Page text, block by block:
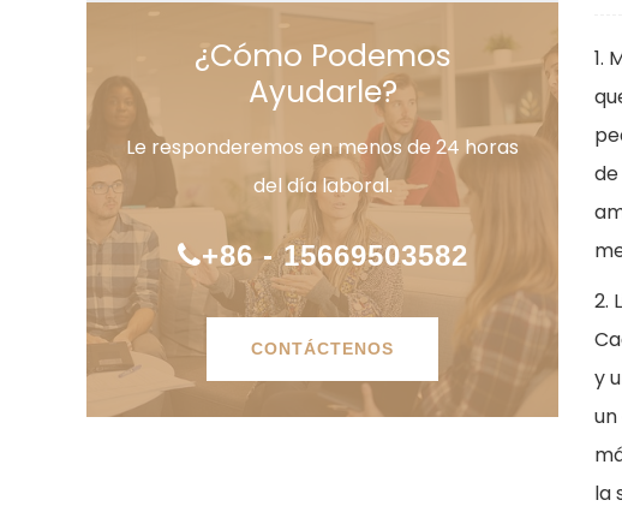
¿Cómo Podemos
Ayudarle?
Le responderemos en menos de 24 horas
del día laboral.
+86 - 15669503582
CONTÁCTENOS
1.
2.
y
la